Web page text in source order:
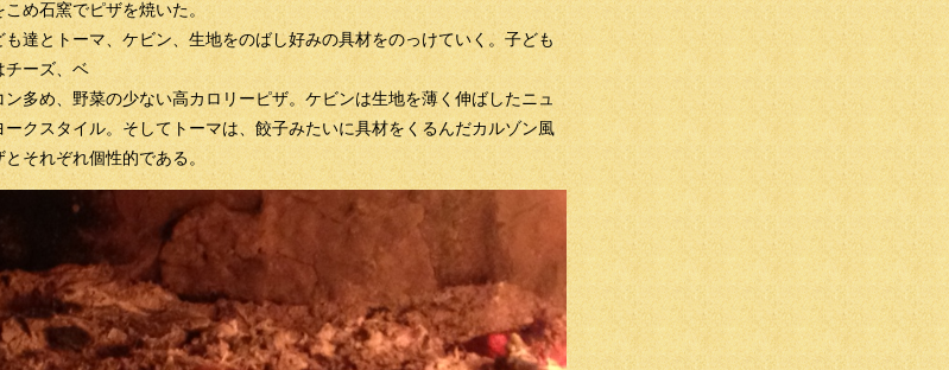
こめ石窯でピザを焼いた。
も達とトーマ、ケビン、生地をのばし好みの具材をのっけていく。子ども
チーズ、ベ
ン多め、野菜の少ない高カロリーピザ。ケビンは生地を薄く伸ばしたニュ
ークスタイル。そしてトーマは、餃子みたいに具材をくるんだカルゾン風
とそれぞれ個性的である。